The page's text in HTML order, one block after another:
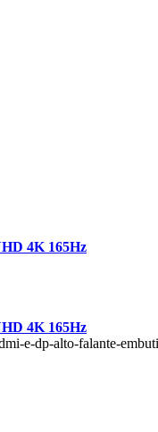
4K 165Hz
4K 165Hz